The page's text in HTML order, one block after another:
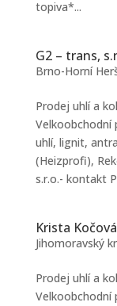
topiva*...
G2 – trans,
Brno-Horní
Prodej uhlí a
Velkoobchodní
uhlí, lignit,
(Heizprofi),
s.r.o.- kontakt
Krista Kočová
Jihomoravský
Prodej uhlí a
Velkoobchodní